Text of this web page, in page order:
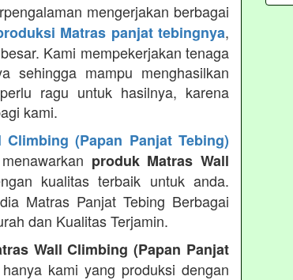
mengerjakan berbagai
Matras panjat tebingnya,
Kami mempekerjakan tenaga
sehingga mampu menghasilkan
ragu untuk hasilnya, karena
kami.
(Papan Panjat Tebing)
produk Matras Wall
kualitas terbaik untuk anda.
Matras Panjat Tebing Berbagai
dan Kualitas Terjamin.
Wall Climbing (Papan Panjat
kami yang produksi dengan